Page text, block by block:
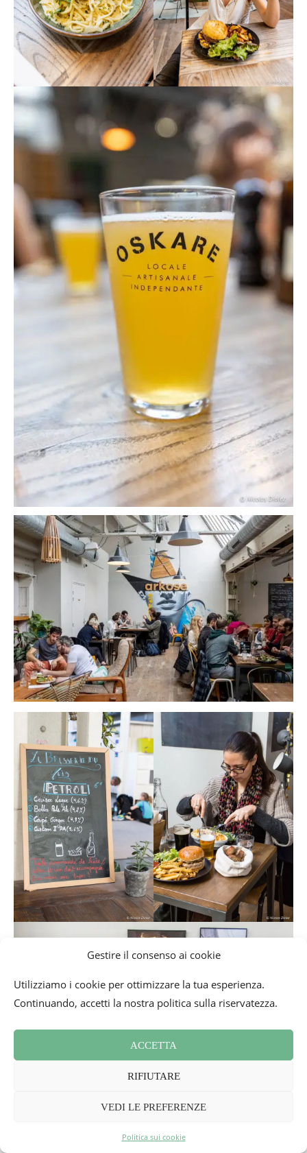
Gestire il consenso ai cookie
Utilizziamo i cookie per ottimizzare la tua esperienza.
Continuando, accetti la nostra politica sulla riservatezza.
ACCETTA
RIFIUTARE
VEDI LE PREFERENZE
Politica sui cookie